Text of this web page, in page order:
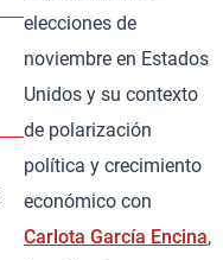
elecciones de
noviembre en Estados
Unidos y su contexto
de polarización
política y crecimiento
económico con
Carlota García Encina,